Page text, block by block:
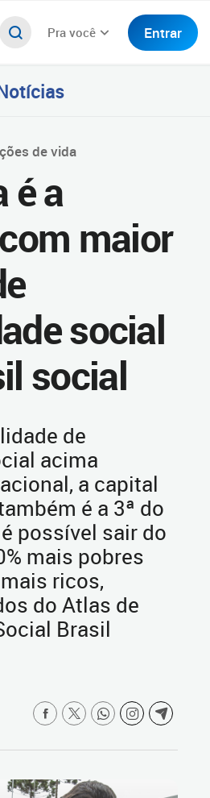
Pra você Entrar
de vida
é a
maior
social
social
de
acima
a capital
é a 3ª do
possível sair do
mais pobres
ricos,
do Atlas de
Brasil